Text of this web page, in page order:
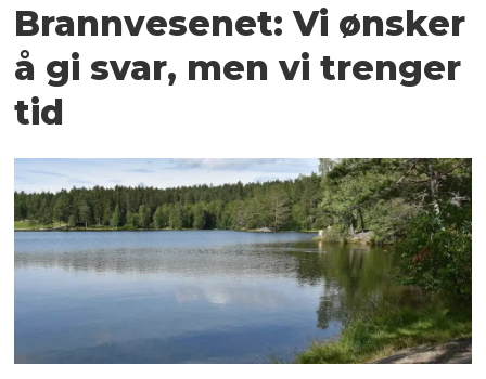
Brannvesenet: Vi ønsker
å gi svar, men vi trenger
tid